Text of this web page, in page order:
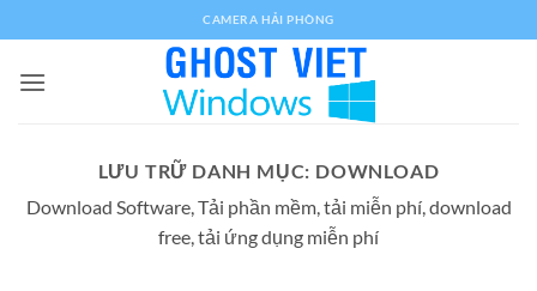
qua
nội
CAMERA HẢI PHÒNG
LƯU TRỮ DANH MỤC: DOWNLOAD
Download Software, Tải phần mềm, tải miễn phí, download
free, tải ứng dụng miễn phí